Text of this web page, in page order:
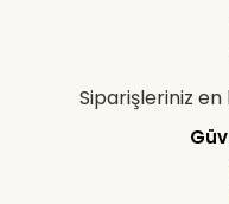
Siparişleriniz en